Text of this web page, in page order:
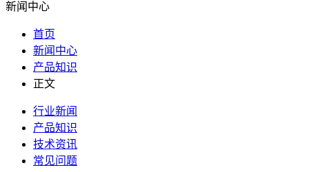
新闻中心
首页
新闻中心
产品知识
正文
行业新闻
产品知识
技术资讯
常见问题